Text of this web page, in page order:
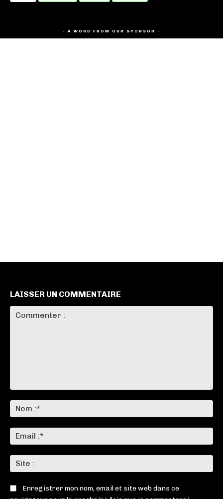
- A WORD FROM OUR SPONSOR -
LAISSER UN COMMENTAIRE
:*
:*
:
Enregistrer mon nom, email et site web dans ce